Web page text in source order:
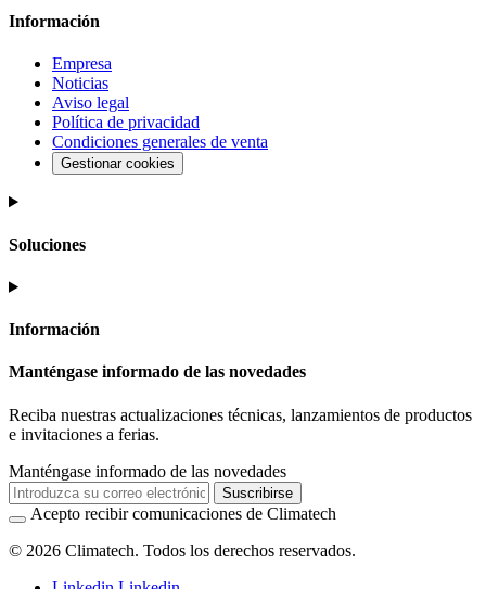
Información
Empresa
Noticias
Aviso legal
Política de privacidad
Condiciones generales de venta
Gestionar cookies
Soluciones
Información
Manténgase informado de las novedades
Reciba nuestras actualizaciones técnicas, lanzamientos de productos
e invitaciones a ferias.
Manténgase informado de las novedades
Suscribirse
Acepto recibir comunicaciones de Climatech
© 2026 Climatech. Todos los derechos reservados.